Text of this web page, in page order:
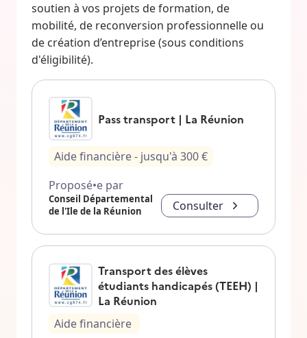
soutien à vos projets de formation, de
mobilité, de reconversion professionnelle ou
de création d’entreprise (sous conditions
d'éligibilité).
Pass transport | La Réunion
Aide financière- jusqu'à 300€
Proposé•e par
Conseil Départemental
de l'Ile de la Réunion
Consulter
Transport des élèves
étudiants handicapés (TEEH) |
La Réunion
Aide financière